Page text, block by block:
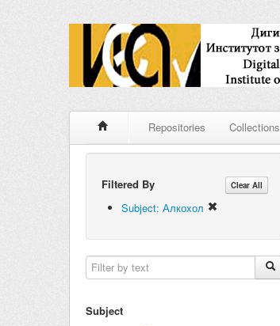
Repositories Collections
Filtered By Clear All
Subject: Алкохол
Subject